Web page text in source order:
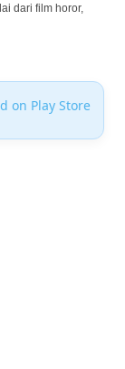
dari film horor,